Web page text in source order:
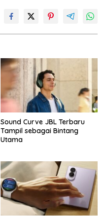
Sound Curve JBL Terbaru
Tampil sebagai Bintang
Utama